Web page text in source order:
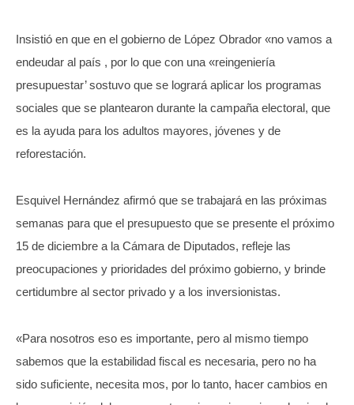
Insistió en que en el gobierno de López Obrador «no vamos a
endeudar al país , por lo que con una «reingeniería
presupuestar’ sostuvo que se logrará aplicar los programas
sociales que se plantearon durante la campaña electoral, que
es la ayuda para los adultos mayores, jóvenes y de
reforestación.
Esquivel Hernández afirmó que se trabajará en las próximas
semanas para que el presupuesto que se presente el próximo
15 de diciembre a la Cámara de Diputados, refleje las
preocupaciones y prioridades del próximo gobierno, y brinde
certidumbre al sector privado y a los inversionistas.
«Para nosotros eso es importante, pero al mismo tiempo
sabemos que la estabilidad fiscal es necesaria, pero no ha
sido suficiente, necesita mos, por lo tanto, hacer cambios en